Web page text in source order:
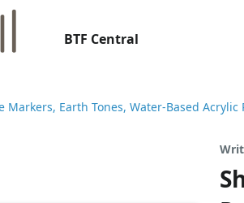
BTF Central
Markers, Earth Tones, Water-Based